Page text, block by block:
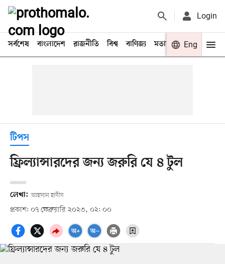
Login
সর্বশেষ বাংলাদেশ রাজনীতি বিশ্ব বাণিজ্য মতামত খেলা
Eng
টিপস
ফ্রিল্যান্সারদের জন্য জরুরি যে ৪ টুল
লেখা: আহসান হাবীব
প্রকাশ: ০৭ ফেব্রুয়ারি ২০২৩, ০২: ০০